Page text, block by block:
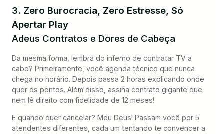
3. Zero Burocracia, Zero Estresse, Só
Apertar Play
Adeus Contratos e Dores de Cabeça
Da mesma forma, lembra do inferno de contratar TV a
cabo? Primeiramente, você agenda técnico que nunca
chega no horário. Depois passa 2 horas explicando onde
quer os pontos. Além disso, assina contrato gigante que
nem lê direito com fidelidade de 12 meses!
E quando quer cancelar? Meu Deus! Passam você por 5
atendentes diferentes, cada um tentando te convencer a